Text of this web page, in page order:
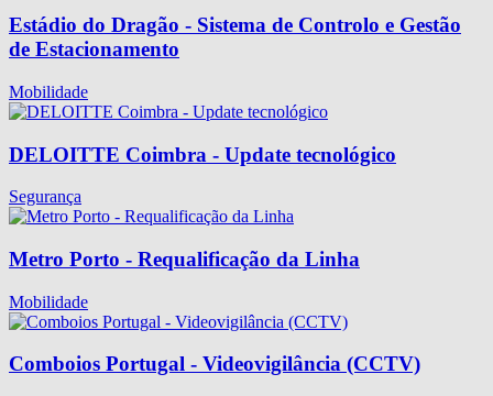
Estádio do Dragão - Sistema de Controlo e Gestão
de Estacionamento
Mobilidade
DELOITTE Coimbra - Update tecnológico
Segurança
Metro Porto - Requalificação da Linha
Mobilidade
Comboios Portugal - Videovigilância (CCTV)